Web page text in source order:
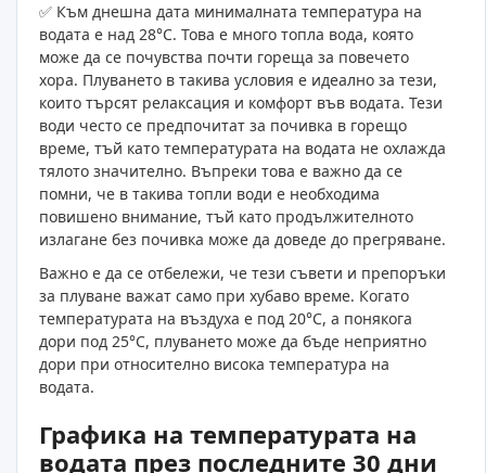
✅ Към днешна дата минималната температура на
водата е над 28°C. Това е много топла вода, която
може да се почувства почти гореща за повечето
хора. Плуването в такива условия е идеално за тези,
които търсят релаксация и комфорт във водата. Тези
води често се предпочитат за почивка в горещо
време, тъй като температурата на водата не охлажда
тялото значително. Въпреки това е важно да се
помни, че в такива топли води е необходима
повишено внимание, тъй като продължителното
излагане без почивка може да доведе до прегряване.
Важно е да се отбележи, че тези съвети и препоръки
за плуване важат само при хубаво време. Когато
температурата на въздуха е под 20°C, а понякога
дори под 25°C, плуването може да бъде неприятно
дори при относително висока температура на
водата.
Графика на температурата на
водата през последните 30 дни